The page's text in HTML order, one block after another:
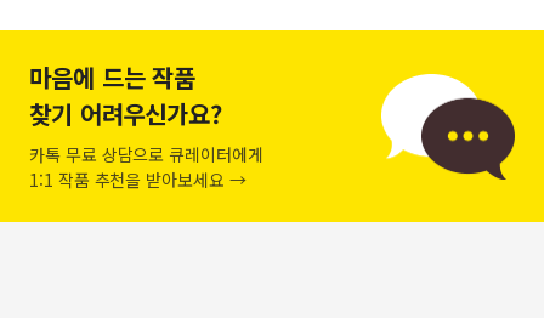
마음에 드는 작품
찾기 어려우신가요?
카톡 무료 상담으로 큐레이터에게
1:1 작품 추천을 받아보세요 →